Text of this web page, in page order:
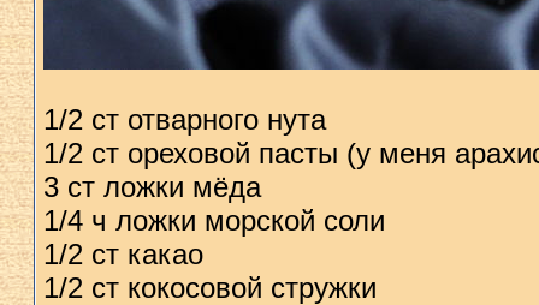
1/2 ст отварного нута
1/2 ст ореховой пасты (у меня
3 ст ложки мёда
1/4 ч ложки морской соли
1/2 ст какао
1/2 ст кокосовой стружки